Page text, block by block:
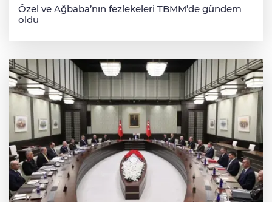
Özel ve Ağbaba’nın fezlekeleri TBMM’de gündem
oldu